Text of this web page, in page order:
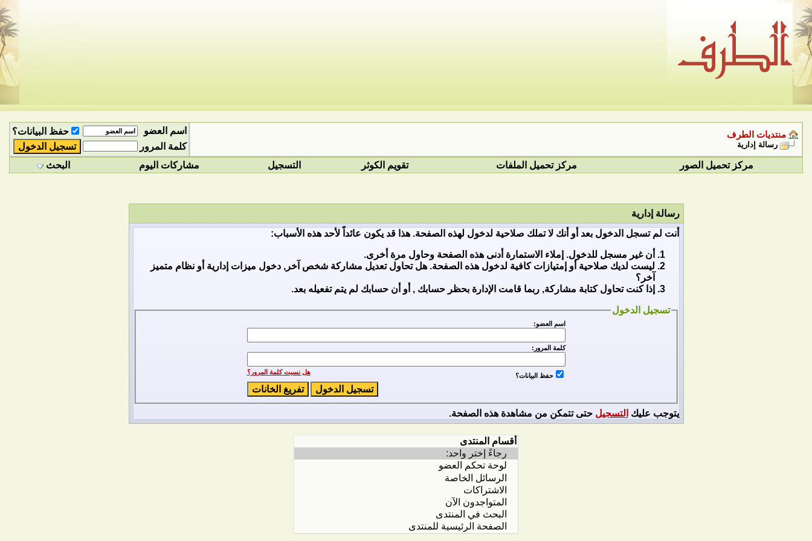
منتديات الطرف
رسالة إدارية
اسم العضو
حفظ البيانات؟
كلمة المرور
مركز تحميل الصور
مركز تحميل الملفات تقويم الكوثر التسجيل مشاركات اليوم البحث
رسالة إدارية
أنت لم تسجل الدخول بعد أو أنك لا تملك صلاحية لدخول لهذه الصفحة. هذا قد يكون عائداً لأحد هذه الأسباب:
أن غير مسجل للدخول. إملاء الاستمارة أدنى هذه الصفحة وحاول مرة أخرى.
ليست لديك صلاحية أو إمتيازات كافية لدخول هذه الصفحة. هل تحاول تعديل مشاركة شخص آخر, دخول ميزات إدارية أو نظام متميز
آخر؟
إذا كنت تحاول كتابة مشاركة, ربما قامت الإدارة بحظر حسابك , أو أن حسابك لم يتم تفعيله بعد.
تسجيل الدخول
اسم العضو:
كلمة المرور:
هل نسيت كلمة المرور؟ حفظ البيانات؟
يتوجب عليك التسجيل حتى تتمكن من مشاهدة هذه الصفحة.